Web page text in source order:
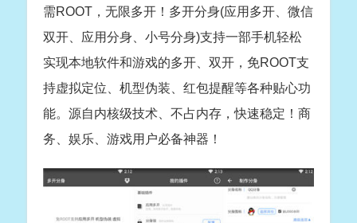
需ROOT，无限多开！多开分身(应用多开、微信
双开、应用分身、小号分身)支持一部手机轻松
实现本地软件和游戏的多开、双开，免ROOT支
持虚拟定位、机型伪装、红包提醒等各种贴心功
能。源自内核级技术、不占内存，快速稳定！商
务、娱乐、游戏用户必备神器！